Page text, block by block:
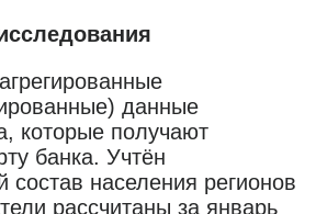
данные
которые получают
банка. Учтён
состав населения регионов
рассчитаны за январь